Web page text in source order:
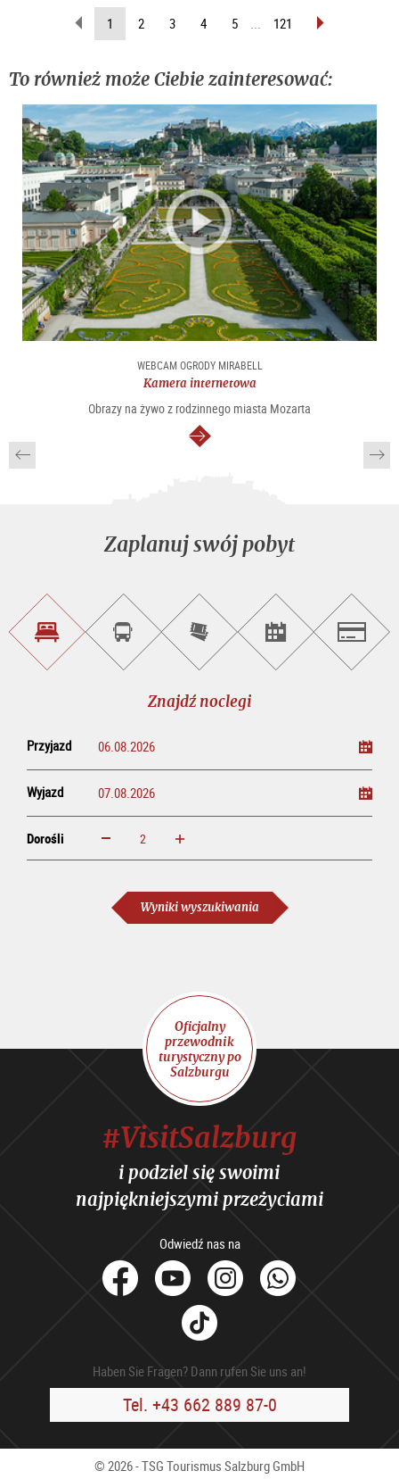
wstecz1 (Aktualna
strona)
2 3 4 5 ... 121 do
To również może Ciebie zainteresować:
WEBCAM OGRODY MIRABELL
Kamera internetowa
Obrazy na żywo z rodzinnego miasta Mozarta
dalej
Zaplanuj swój pobyt
Znajdź
noclegi
Rezerwacja
wycieczek
Kup
bilety
on-
Szukaj
imprez
Znajdź noclegi
Przyjazd
Wyjazd
Dorośli powiększ zmniejsz
Wyniki wyszukiwania
Oficjalny
przewodnik
turystyczny po
Salzburgu
#VisitSalzburg
i podziel się swoimi
najpiękniejszymi przeżyciami
Odwiedź nas na
facebook
YoutubeInstagram
Tik
Tok
Haben Sie Fragen? Dann rufen Sie uns an!
Tel. +43 662 889 87-0
© 2026 - TSG Tourismus Salzburg GmbH